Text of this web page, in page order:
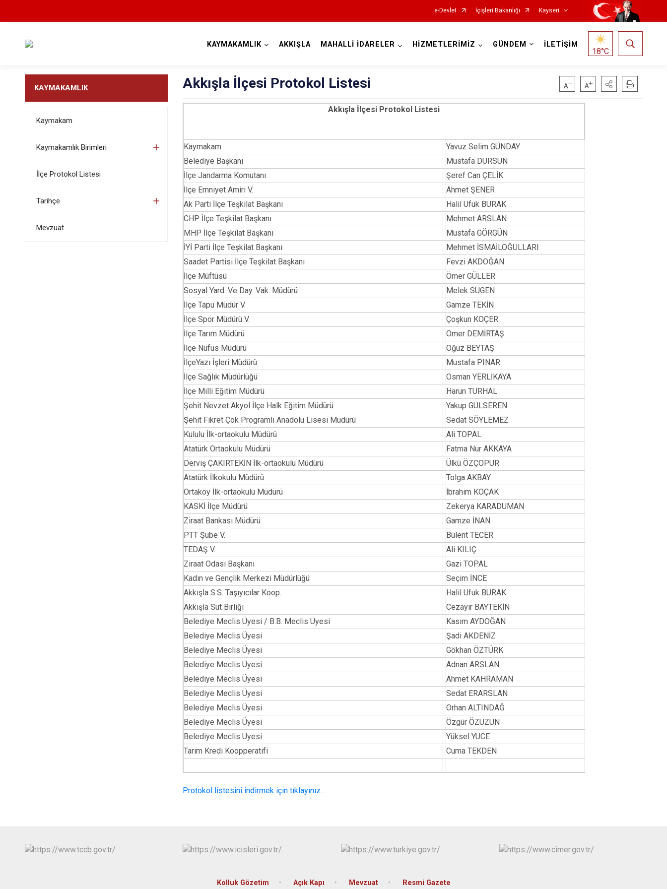
e-Devlet İçişleri Bakanlığı Kayseri
Develi
Felahiye
Hacılar
Özvatan
Sarıoğlan
Sarız
Talas
Yahyalı
KAYMAKAMLIK AKKIŞLA MAHALLİ İDARELER HİZMETLERİMİZ GÜNDEM İLETİŞİM
18°C
KAYMAKAMLIK
Kaymakam
Kaymakamlık Birimleri
İlçe Protokol Listesi
Tarihçe
Mevzuat
Akkışla İlçesi Protokol Listesi
Akkışla İlçesi Protokol Listesi
Kaymakam
Yavuz Selim GÜNDAY
Belediye Başkanı
Mustafa DURSUN
İlçe Jandarma Komutanı
Şeref Can ÇELİK
İlçe Emniyet Amiri V.
Ahmet ŞENER
Ak Parti İlçe Teşkilat Başkanı
Halil Ufuk BURAK
CHP İlçe Teşkilat Başkanı
Mehmet ARSLAN
MHP İlçe Teşkilat Başkanı
Mustafa GÖRGÜN
İYİ Parti İlçe Teşkilat Başkanı
Mehmet İSMAİLOĞULLARI
Saadet Partisi İlçe Teşkilat Başkanı
Fevzi AKDOĞAN
İlçe Müftüsü
Ömer GÜLLER
Sosyal Yard. Ve Day. Vak. Müdürü
Melek SUGEN
İlçe Tapu Müdür V.
Gamze TEKİN
İlçe Spor Müdürü V.
Çoşkun KOÇER
İlçe Tarım Müdürü
Ömer DEMİRTAŞ
İlçe Nüfus Müdürü
Oğuz BEYTAŞ
İlçeYazı İşleri Müdürü
Mustafa PINAR
İlçe Sağlık Müdürlüğü
Osman YERLİKAYA
İlçe Milli Eğitim Müdürü
Harun TURHAL
Şehit Nevzet Akyol İlçe Halk Eğitim Müdürü
Yakup GÜLSEREN
Şehit Fikret Çok Programlı Anadolu Lisesi Müdürü
Sedat SÖYLEMEZ
Kululu İlk-ortaokulu Müdürü
Ali TOPAL
Atatürk Ortaokulu Müdürü
Fatma Nur AKKAYA
Derviş ÇAKIRTEKİN İlk-ortaokulu Müdürü
Ülkü ÖZÇOPUR
Atatürk İlkokulu Müdürü
Tolga AKBAY
Ortaköy İlk-ortaokulu Müdürü
İbrahim KOÇAK
KASKİ İlçe Müdürü
Zekerya KARADUMAN
Ziraat Bankası Müdürü
Gamze İNAN
PTT Şube V.
Bülent TECER
TEDAŞ V.
Ali KILIÇ
Ziraat Odası Başkanı
Gazi TOPAL
Kadın ve Gençlik Merkezi Müdürlüğü
Seçim İNCE
Akkışla S.S. Taşıyıcılar Koop.
Halil Ufuk BURAK
Akkışla Süt Birliği
Cezayir BAYTEKİN
Belediye Meclis Üyesi / B.B. Meclis Üyesi
Kasım AYDOĞAN
Belediye Meclis Üyesi
Şadi AKDENİZ
Belediye Meclis Üyesi
Gökhan ÖZTÜRK
Belediye Meclis Üyesi
Adnan ARSLAN
Belediye Meclis Üyesi
Ahmet KAHRAMAN
Belediye Meclis Üyesi
Sedat ERARSLAN
Belediye Meclis Üyesi
Orhan ALTINDAĞ
Belediye Meclis Üyesi
Özgür ÖZUZUN
Belediye Meclis Üyesi
Yüksel YÜCE
Tarım Kredi Koopperatifi
Cuma TEKDEN
Protokol listesini indirmek için tıklayınız...
Kolluk Gözetim Açık Kapı Mevzuat Resmi Gazete